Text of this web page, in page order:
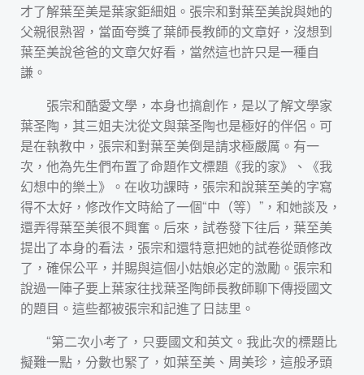
才了解葉至美是葉家鉅細姐。張宗和對葉至美說與她的
父親很熟習，當面夸獎了葉師長教師的文章好，沒想到
葉至美說爸爸的文章欠好看，當然這也許只是一種自
謙。
張宗和酷愛文學，本身也搞創作，是以了解文學家
葉圣陶，其三姐夫沈從文與葉圣陶也是極好的伴侶。可
是在執教中，張宗和對葉至美倒是請求極嚴厲。有一
次，他為先生們布置了命題作文標題《我的家》、《我
幻想中的樂土》。在收功課時，張宗和說葉至美的字寫
得不太好，修改作文時給了一個“中（等）”，和她談及，
還弄得葉至美很不興奮。后來，試卷發下往后，葉至美
提出了本身的看法，張宗和還特意把她的試卷從頭修改
了，確保公平，并賜與這個小姑娘必定的激勵。張宗和
說過一陣子要上葉家往找葉圣陶師長教師聊下傳授國文
的題目。這些都被張宗和記進了日誌里。
“第二次小考了，只要國文和英文。我此次的標題比
擬難一點，分數也緊了，如葉至美、周美珍，這般矛頭